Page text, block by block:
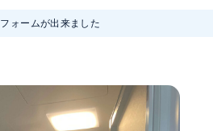
ォームが出来ました